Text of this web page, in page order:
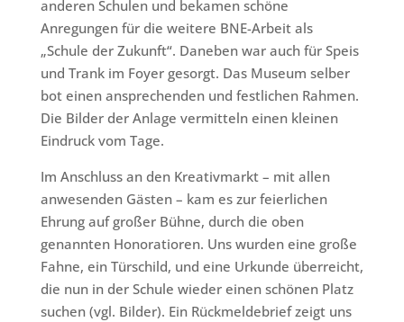
anderen Schulen und bekamen schöne
Anregungen für die weitere BNE-Arbeit als
„Schule der Zukunft“. Daneben war auch für Speis
und Trank im Foyer gesorgt. Das Museum selber
bot einen ansprechenden und festlichen Rahmen.
Die Bilder der Anlage vermitteln einen kleinen
Eindruck vom Tage.
Im Anschluss an den Kreativmarkt – mit allen
anwesenden Gästen – kam es zur feierlichen
Ehrung auf großer Bühne, durch die oben
genannten Honoratioren. Uns wurden eine große
Fahne, ein Türschild, und eine Urkunde überreicht,
die nun in der Schule wieder einen schönen Platz
suchen (vgl. Bilder). Ein Rückmeldebrief zeigt uns